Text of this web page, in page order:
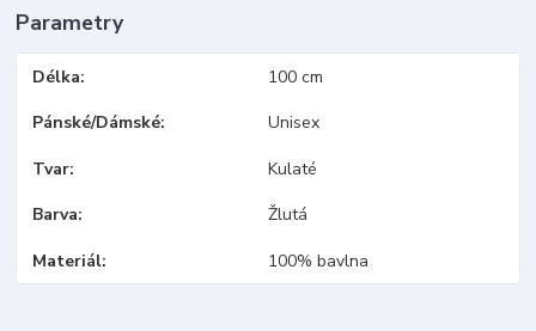
Parametry
Délka 100 cm
Pánské/Dámské Unisex
Tvar Kulaté
Barva Žlutá
Materiál 100% bavlna